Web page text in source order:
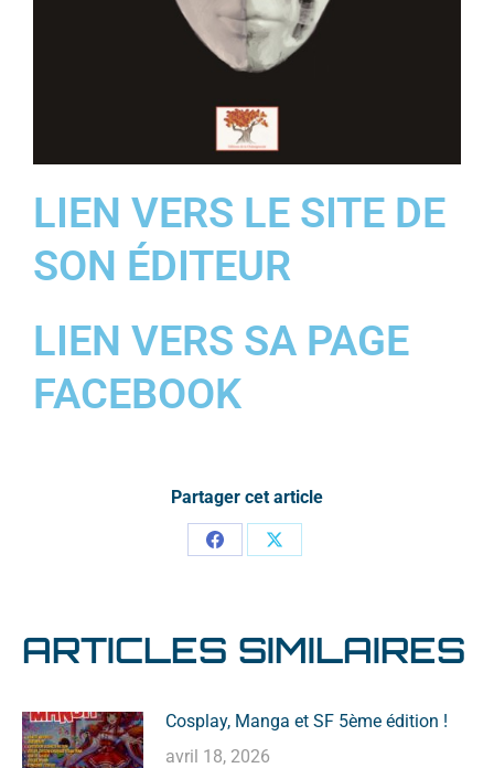
LIEN VERS LE SITE DE
SON ÉDITEUR
LIEN VERS SA PAGE
FACEBOOK
Partager cet article
ARTICLES SIMILAIRES
Cosplay, Manga et SF 5ème édition !
avril 18, 2026